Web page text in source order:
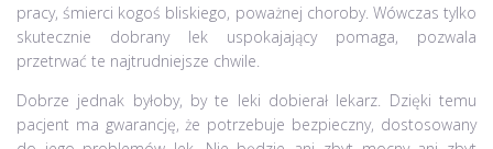
pracy, śmierci kogoś bliskiego, poważnej choroby. Wówczas tylko
skutecznie dobrany lek uspokajający pomaga, pozwala
przetrwać te najtrudniejsze chwile.
Dobrze jednak byłoby, by te leki dobierał lekarz. Dzięki temu
pacjent ma gwarancję, że potrzebuje bezpieczny, dostosowany